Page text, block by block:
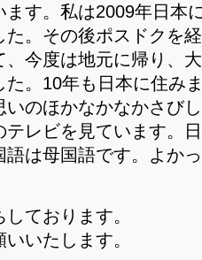
ます。私は2009年日本
た。その後ポスドクを
、今度は地元に帰り、
た。10年も日本に住み
いのほかなかなかさび
テレビを見ています。
語は母国語です。よか
ております。
いたします。